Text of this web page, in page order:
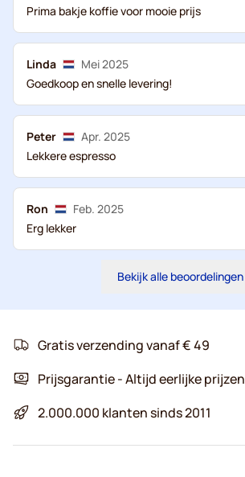
Prima bakje koffie voor mooie prijs
Linda
Mei 2025
Goedkoop en snelle levering!
Peter
Apr. 2025
Lekkere espresso
Ron
Feb. 2025
Erg lekker
Bekijk alle beoordelingen
Gratis verzending vanaf € 49
Prijsgarantie - Altijd eerlijke prijzen
2.000.000 klanten sinds 2011